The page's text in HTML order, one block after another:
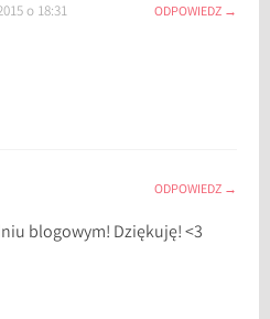
o 18:31 ODPOWIEDZ
ODPOWIEDZ
blogowym! Dziękuję! <3